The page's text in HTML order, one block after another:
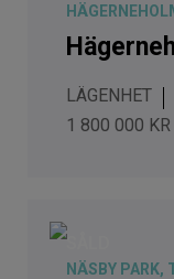
LÄGENHET
1 800 000 KR
SÅLD
NÄSBY PARK,